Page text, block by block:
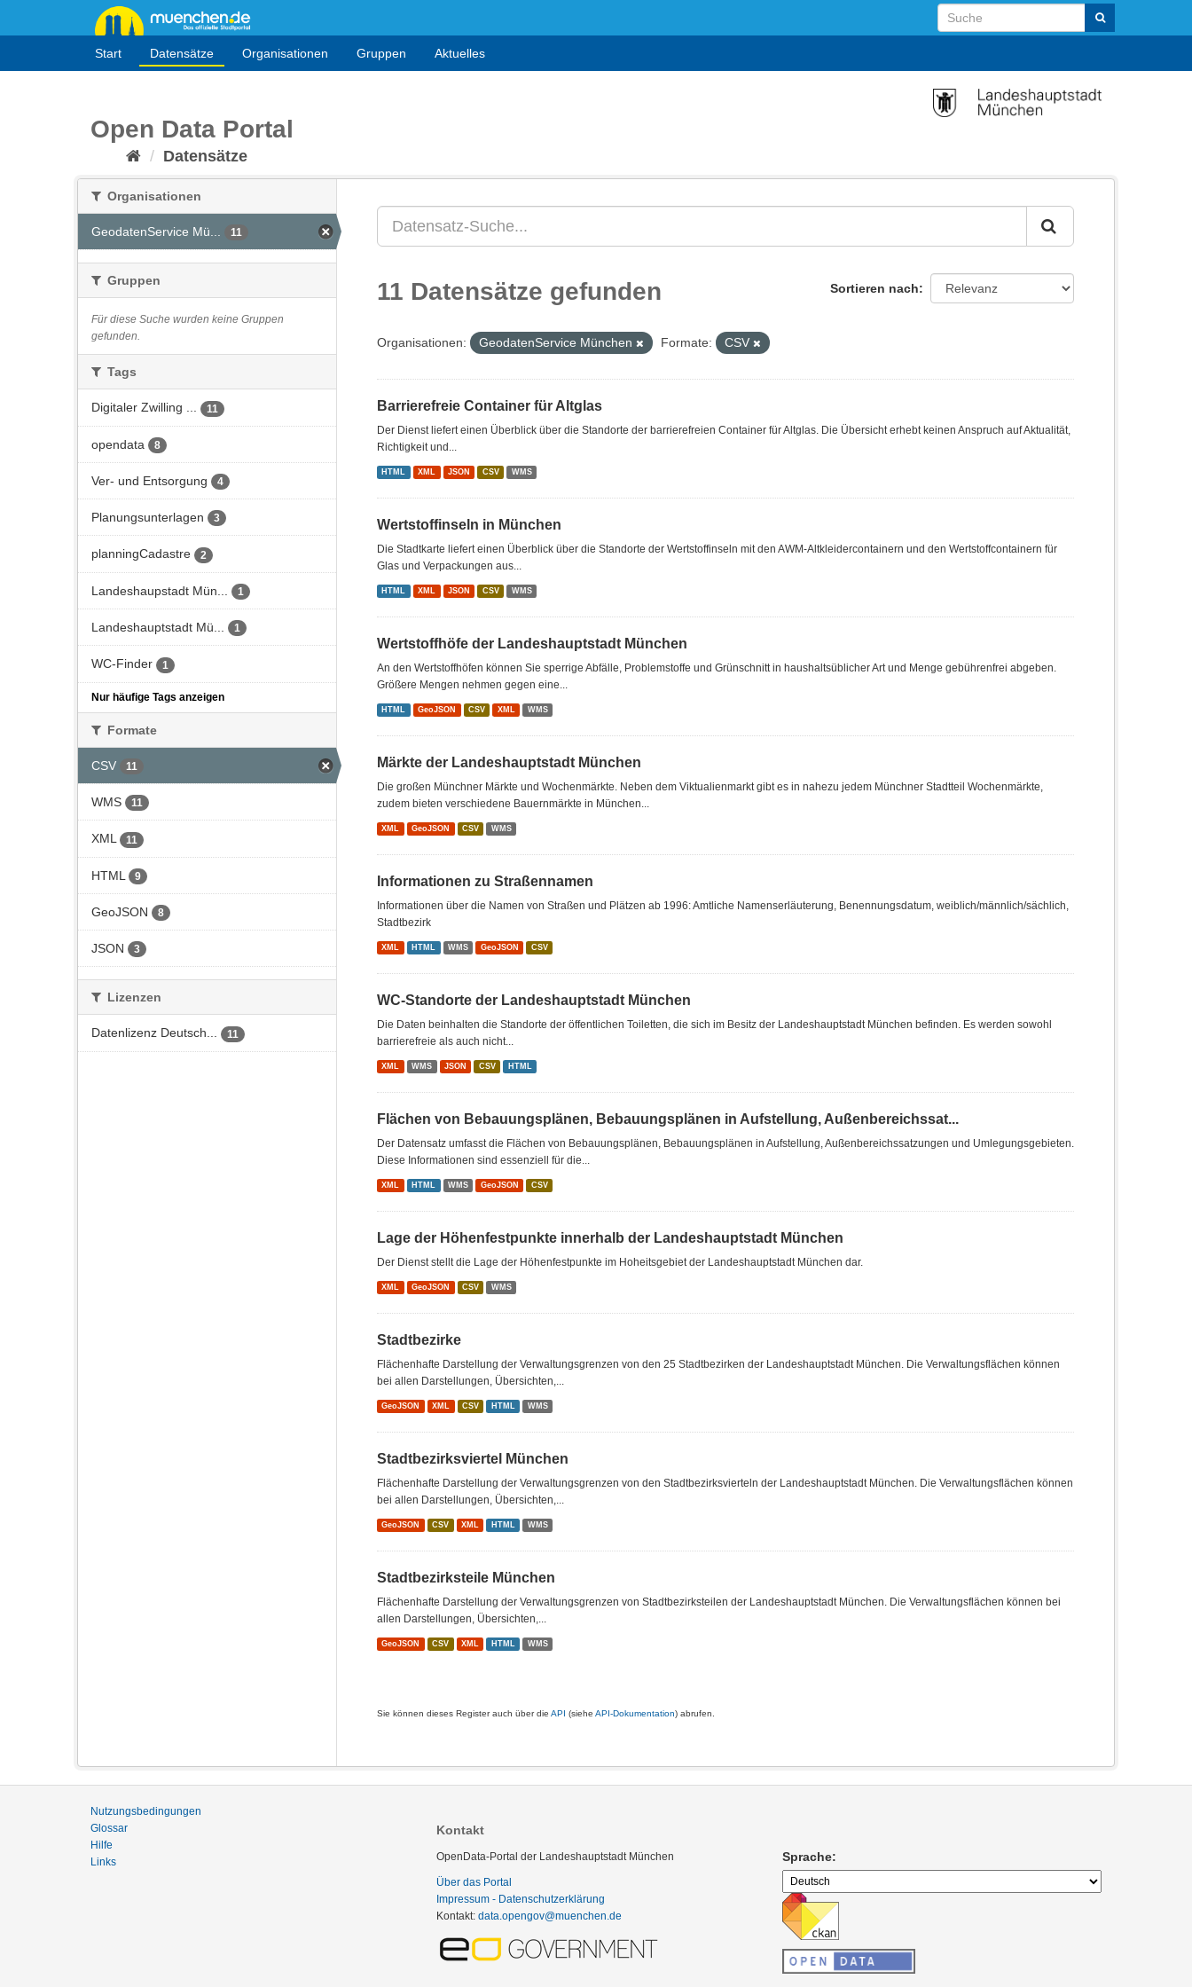
Start Datensätze Organisationen Gruppen Aktuelles
Open Data Portal
Datensätze
Organisationen
GeodatenService Mü... 11
Gruppen
Für diese Suche wurden keine Gruppen
gefunden.
Tags
Digitaler Zwilling ... 11
opendata 8
Ver- und Entsorgung 4
Planungsunterlagen 3
planningCadastre 2
Landeshaupstadt Mün... 1
Landeshauptstadt Mü... 1
WC-Finder 1
Nur häufige Tags anzeigen
Formate
CSV 11
WMS 11
XML 11
HTML 9
GeoJSON 8
JSON 3
Lizenzen
Datenlizenz Deutsch... 11
Sortieren nach
11 Datensätze gefunden
Organisationen: GeodatenService München Formate: CSV
Barrierefreie Container für Altglas
Der Dienst liefert einen Überblick über die Standorte der barrierefreien Container für Altglas. Die Übersicht erhebt keinen Anspruch auf Aktualität,
Richtigkeit und...
HTML XML JSON CSV WMS
Wertstoffinseln in München
Die Stadtkarte liefert einen Überblick über die Standorte der Wertstoffinseln mit den AWM-Altkleidercontainern und den Wertstoffcontainern für
Glas und Verpackungen aus...
HTML XML JSON CSV WMS
Wertstoffhöfe der Landeshauptstadt München
An den Wertstoffhöfen können Sie sperrige Abfälle, Problemstoffe und Grünschnitt in haushaltsüblicher Art und Menge gebührenfrei abgeben.
Größere Mengen nehmen gegen eine...
HTML GeoJSON CSV XML WMS
Märkte der Landeshauptstadt München
Die großen Münchner Märkte und Wochenmärkte. Neben dem Viktualienmarkt gibt es in nahezu jedem Münchner Stadtteil Wochenmärkte,
zudem bieten verschiedene Bauernmärkte in München...
XML GeoJSON CSV WMS
Informationen zu Straßennamen
Informationen über die Namen von Straßen und Plätzen ab 1996: Amtliche Namenserläuterung, Benennungsdatum, weiblich/männlich/sächlich,
Stadtbezirk
XML HTML WMS GeoJSON CSV
WC-Standorte der Landeshauptstadt München
Die Daten beinhalten die Standorte der öffentlichen Toiletten, die sich im Besitz der Landeshauptstadt München befinden. Es werden sowohl
barrierefreie als auch nicht...
XML WMS JSON CSV HTML
Flächen von Bebauungsplänen, Bebauungsplänen in Aufstellung, Außenbereichssat...
Der Datensatz umfasst die Flächen von Bebauungsplänen, Bebauungsplänen in Aufstellung, Außenbereichssatzungen und Umlegungsgebieten.
Diese Informationen sind essenziell für die...
XML HTML WMS GeoJSON CSV
Lage der Höhenfestpunkte innerhalb der Landeshauptstadt München
Der Dienst stellt die Lage der Höhenfestpunkte im Hoheitsgebiet der Landeshauptstadt München dar.
XML GeoJSON CSV WMS
Stadtbezirke
Flächenhafte Darstellung der Verwaltungsgrenzen von den 25 Stadtbezirken der Landeshauptstadt München. Die Verwaltungsflächen können
bei allen Darstellungen, Übersichten,...
GeoJSON XML CSV HTML WMS
Stadtbezirksviertel München
Flächenhafte Darstellung der Verwaltungsgrenzen von den Stadtbezirksvierteln der Landeshauptstadt München. Die Verwaltungsflächen können
bei allen Darstellungen, Übersichten,...
GeoJSON CSV XML HTML WMS
Stadtbezirksteile München
Flächenhafte Darstellung der Verwaltungsgrenzen von Stadtbezirksteilen der Landeshauptstadt München. Die Verwaltungsflächen können bei
allen Darstellungen, Übersichten,...
GeoJSON CSV XML HTML WMS
Sie können dieses Register auch über die API (siehe API-Dokumentation) abrufen.
Nutzungsbedingungen
Glossar
Hilfe
Links
Kontakt
OpenData-Portal der Landeshauptstadt München
Über das Portal
Impressum - Datenschutzerklärung
Kontakt: data.opengov@muenchen.de
Sprache